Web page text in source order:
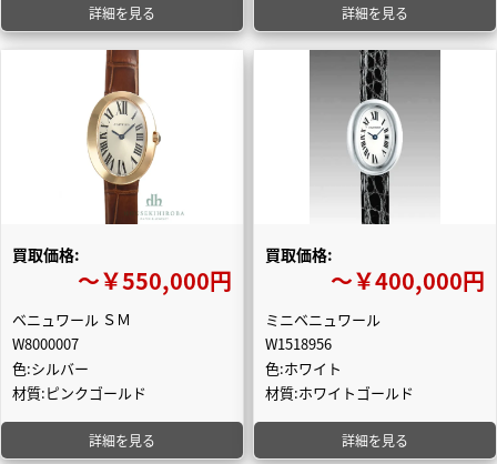
詳細を見る 詳細を見る
買取価格:
〜￥550,000円
ベニュワール ＳＭ
W8000007
色:シルバー
材質:ピンクゴールド
詳細を見る
買取価格:
〜￥400,000円
ミニベニュワール
W1518956
色:ホワイト
材質:ホワイトゴールド
詳細を見る